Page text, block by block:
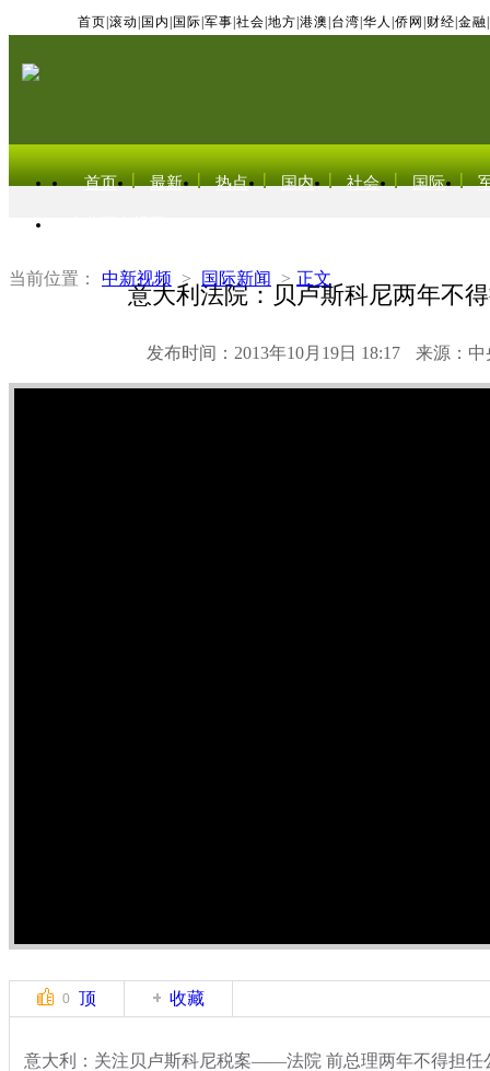
首页 滚动 国内 国际 军事 社会 地方 港澳 台湾 华人 侨网 财经 金融
首页 最新 热点 国内 社会 国际
当前位置： 中新视频 > 国际新闻 > 正文
意大利法院：贝卢斯科尼两年不
发布时间：2013年10月19日 18:17 来源：中
0 顶 收藏
意大利：关注贝卢斯科尼税案——法院 前总理两年不得担任